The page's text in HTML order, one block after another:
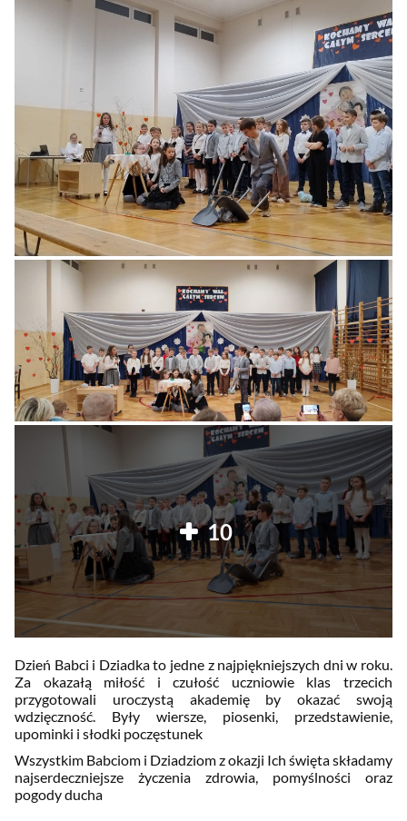
10
Dzień Babci i Dziadka to jedne z najpiękniejszych dni w roku.
Za okazałą miłość i czułość uczniowie klas trzecich
przygotowali uroczystą akademię by okazać swoją
wdzięczność. Były wiersze, piosenki, przedstawienie,
upominki i słodki poczęstunek
Wszystkim Babciom i Dziadziom z okazji Ich święta składamy
najserdeczniejsze życzenia zdrowia, pomyślności oraz
pogody ducha